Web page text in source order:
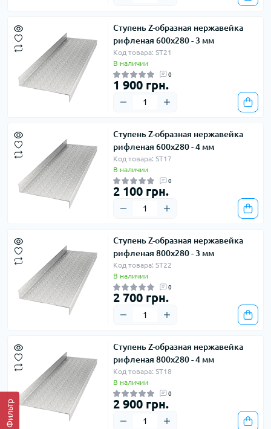
Фильтр
Ступень Z-образная нержавейка
рифленая 600х280 - 3 мм
Код товара: ST21
В наличии
0
1 900 грн.
Ступень Z-образная нержавейка
рифленая 600х280 - 4 мм
Код товара: ST17
В наличии
0
2 100 грн.
Ступень Z-образная нержавейка
рифленая 800х280 - 3 мм
Код товара: ST22
В наличии
0
2 700 грн.
Ступень Z-образная нержавейка
рифленая 800х280 - 4 мм
Код товара: ST18
В наличии
0
2 900 грн.